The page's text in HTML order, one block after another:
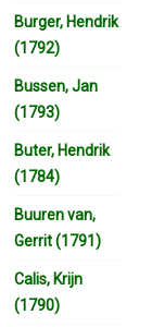
Burger, Hendrik
(1792)
Bussen, Jan
(1793)
Buter, Hendrik
(1784)
Buuren van,
Gerrit (1791)
Calis, Krijn
(1790)